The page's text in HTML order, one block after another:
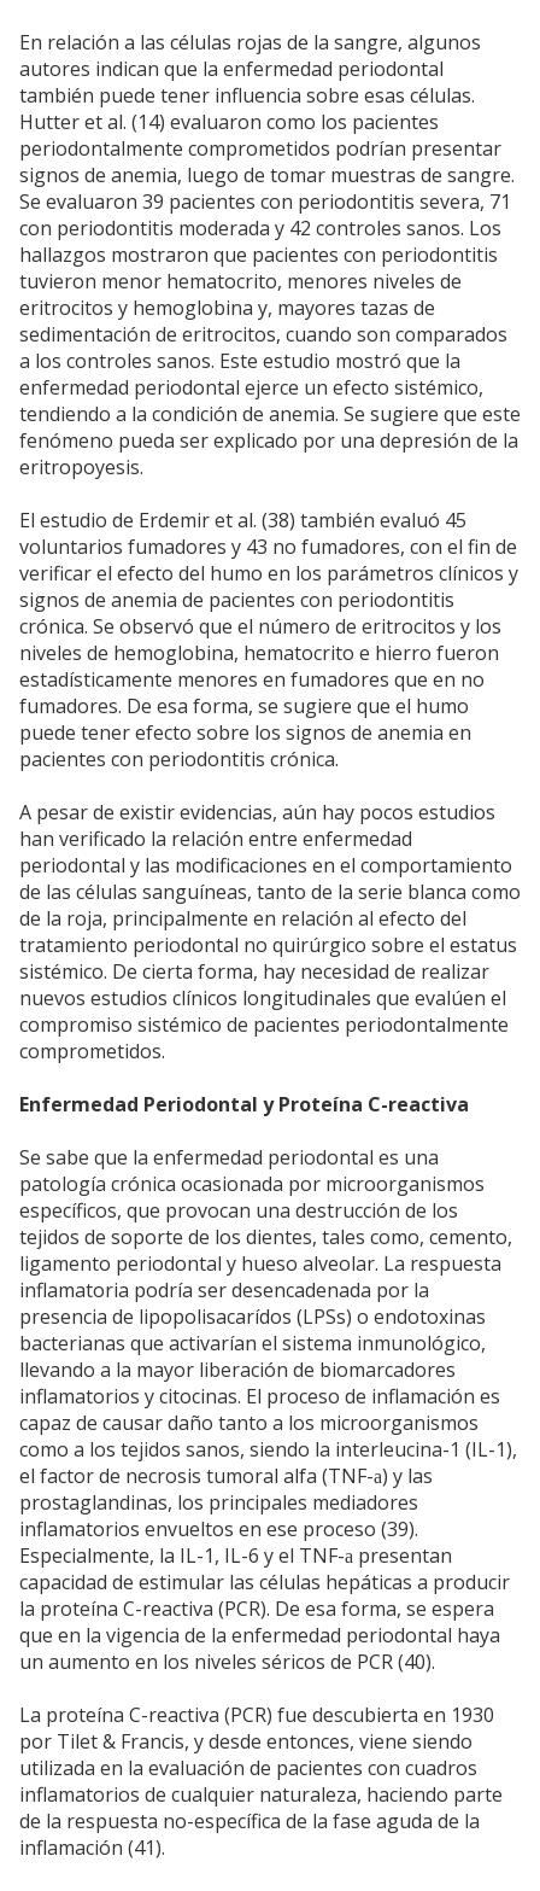
En relación a las células rojas de la sangre, algunos
autores indican que la enfermedad periodontal
también puede tener influencia sobre esas células.
Hutter et al. (14) evaluaron como los pacientes
periodontalmente comprometidos podrían presentar
signos de anemia, luego de tomar muestras de sangre.
Se evaluaron 39 pacientes con periodontitis severa, 71
con periodontitis moderada y 42 controles sanos. Los
hallazgos mostraron que pacientes con periodontitis
tuvieron menor hematocrito, menores niveles de
eritrocitos y hemoglobina y, mayores tazas de
sedimentación de eritrocitos, cuando son comparados
a los controles sanos. Este estudio mostró que la
enfermedad periodontal ejerce un efecto sistémico,
tendiendo a la condición de anemia. Se sugiere que este
fenómeno pueda ser explicado por una depresión de la
eritropoyesis.
El estudio de Erdemir et al. (38) también evaluó 45
voluntarios fumadores y 43 no fumadores, con el fin de
verificar el efecto del humo en los parámetros clínicos y
signos de anemia de pacientes con periodontitis
crónica. Se observó que el número de eritrocitos y los
niveles de hemoglobina, hematocrito e hierro fueron
estadísticamente menores en fumadores que en no
fumadores. De esa forma, se sugiere que el humo
puede tener efecto sobre los signos de anemia en
pacientes con periodontitis crónica.
A pesar de existir evidencias, aún hay pocos estudios
han verificado la relación entre enfermedad
periodontal y las modificaciones en el comportamiento
de las células sanguíneas, tanto de la serie blanca como
de la roja, principalmente en relación al efecto del
tratamiento periodontal no quirúrgico sobre el estatus
sistémico. De cierta forma, hay necesidad de realizar
nuevos estudios clínicos longitudinales que evalúen el
compromiso sistémico de pacientes periodontalmente
comprometidos.
Enfermedad Periodontal y Proteína C-reactiva
Se sabe que la enfermedad periodontal es una
patología crónica ocasionada por microorganismos
específicos, que provocan una destrucción de los
tejidos de soporte de los dientes, tales como, cemento,
ligamento periodontal y hueso alveolar. La respuesta
inflamatoria podría ser desencadenada por la
presencia de lipopolisacarídos (LPSs) o endotoxinas
bacterianas que activarían el sistema inmunológico,
llevando a la mayor liberación de biomarcadores
inflamatorios y citocinas. El proceso de inflamación es
capaz de causar daño tanto a los microorganismos
como a los tejidos sanos, siendo la interleucina-1 (IL-1),
el factor de necrosis tumoral alfa (TNF-a) y las
prostaglandinas, los principales mediadores
inflamatorios envueltos en ese proceso (39).
Especialmente, la IL-1, IL-6 y el TNF-a presentan
capacidad de estimular las células hepáticas a producir
la proteína C-reactiva (PCR). De esa forma, se espera
que en la vigencia de la enfermedad periodontal haya
un aumento en los niveles séricos de PCR (40).
La proteína C-reactiva (PCR) fue descubierta en 1930
por Tilet & Francis, y desde entonces, viene siendo
utilizada en la evaluación de pacientes con cuadros
inflamatorios de cualquier naturaleza, haciendo parte
de la respuesta no-específica de la fase aguda de la
inflamación (41).